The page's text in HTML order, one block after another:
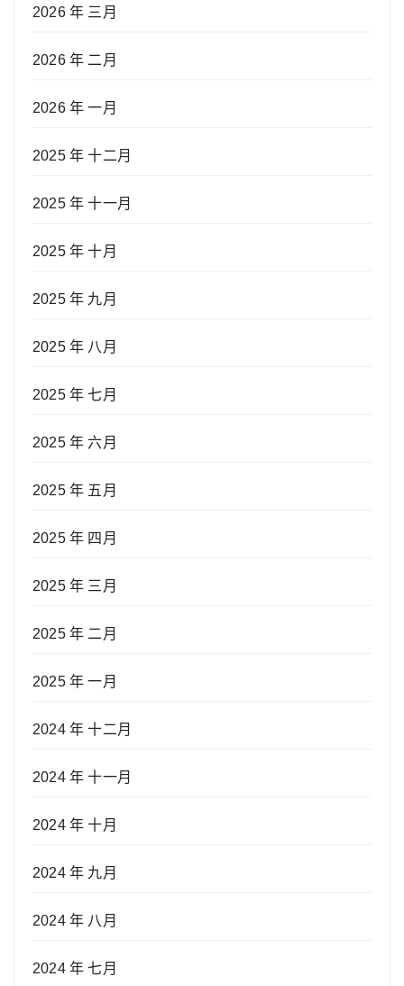
2026 年 三月
2026 年 二月
2026 年 一月
2025 年 十二月
2025 年 十一月
2025 年 十月
2025 年 九月
2025 年 八月
2025 年 七月
2025 年 六月
2025 年 五月
2025 年 四月
2025 年 三月
2025 年 二月
2025 年 一月
2024 年 十二月
2024 年 十一月
2024 年 十月
2024 年 九月
2024 年 八月
2024 年 七月